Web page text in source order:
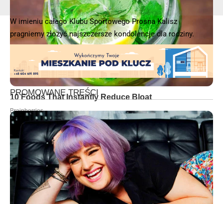
W imieniu całego Klubu Sportowego Prosna Kalisz
pragniemy złożyć najszczersze kondolencje dla rodziny.